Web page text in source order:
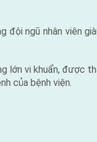
ngũ nhân viên
lớn vi khuẩn, được
của bệnh viện.